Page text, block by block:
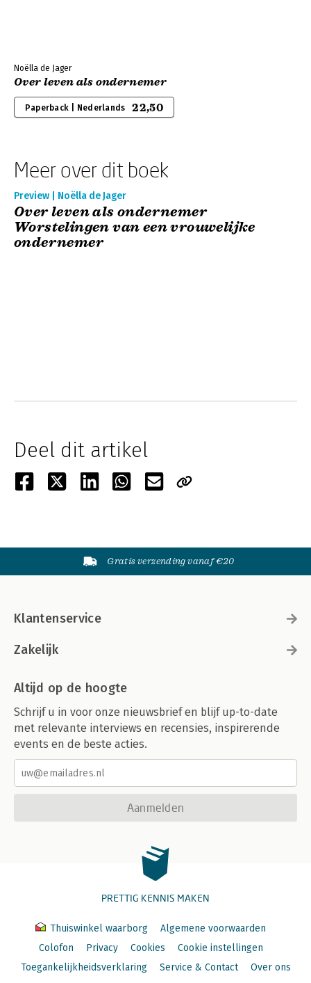
Noëlla de Jager
Over leven als ondernemer
Paperback | Nederlands 22,50
Meer over dit boek
Preview | Noëlla de Jager
Over leven als ondernemer
Worstelingen van een vrouwelijke
ondernemer
Deel dit artikel
Gratis verzending vanaf €20
Klantenservice
Zakelijk
Altijd op de hoogte
Schrijf u in voor onze nieuwsbrief en blijf up-to-date
met relevante interviews en recensies, inspirerende
events en de beste acties.
Aanmelden
PRETTIG KENNIS MAKEN
Thuiswinkel waarborg
Algemene voorwaarden
Colofon
Privacy Cookies
Cookie instellingen
Toegankelijkheidsverklaring
Service & Contact Over ons